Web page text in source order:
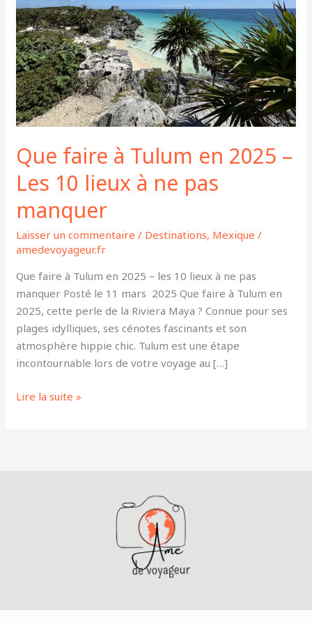
Que faire à Tulum en 2025 –
Les 10 lieux à ne pas
manquer
Laisser un commentaire / Destinations, Mexique /
amedevoyageur.fr
Que faire à Tulum en 2025 – les 10 lieux à ne pas
manquer Posté le 11 mars 2025 Que faire à Tulum en
2025, cette perle de la Riviera Maya ? Connue pour ses
plages idylliques, ses cénotes fascinants et son
atmosphère hippie chic. Tulum est une étape
incontournable lors de votre voyage au […]
2025
–
Les
10
lieux
à
ne
manquer
Lire la suite »
Mentions légales,